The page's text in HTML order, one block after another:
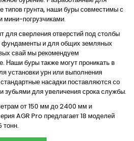
типов грунта, наши буры совместимы с
мини-погрузчиками.
для сверления отверстий под столбы
фундаменты и для общих земляных
свай мы рекомендуем
Наши буры также могут проникать в
установки урн или выполнения
насадки поставляются со
для увеличения срока службы.
от 150 мм до 2400 мм и
AGR Pro предлагает 18 моделей
тонн.